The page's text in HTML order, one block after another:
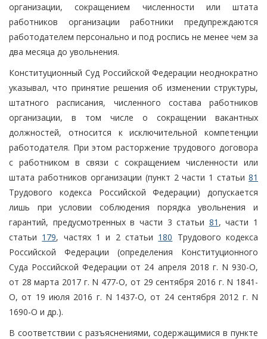
организации, сокращением численности или штата
работников организации работники предупреждаются
работодателем персонально и под роспись не менее чем за
два месяца до увольнения.
Конституционный Суд Российской Федерации неоднократно
указывал, что принятие решения об изменении структуры,
штатного расписания, численного состава работников
организации, в том числе о сокращении вакантных
должностей, относится к исключительной компетенции
работодателя. При этом расторжение трудового договора
с работником в связи с сокращением численности или
штата работников организации (пункт 2 части 1 статьи 81
Трудового кодекса Российской Федерации) допускается
лишь при условии соблюдения порядка увольнения и
гарантий, предусмотренных в части 3 статьи 81 , части 1
статьи 179, частях 1 и 2 статьи 180 Трудового кодекса
Российской Федерации (определения Конституционного
Суда Российской Федерации от 24 апреля 2018 г. N 930-О,
от 28 марта 2017 г. N 477-О, от 29 сентября 2016 г. N 1841-
О, от 19 июля 2016 г. N 1437-О, от 24 сентября 2012 г. N
1690-О и др.).
В соответствии с разъяснениями, содержащимися в пункте